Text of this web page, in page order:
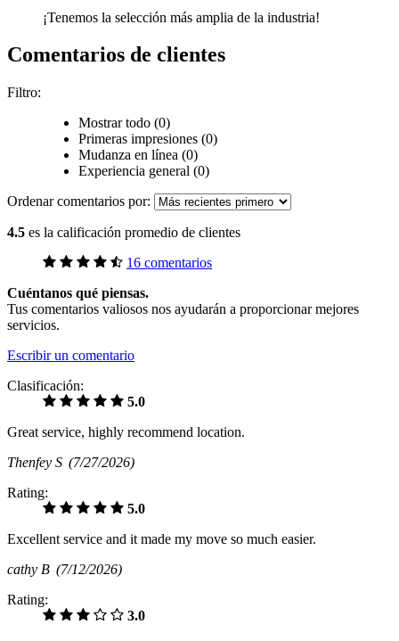
¡Tenemos la selección más amplia de la industria!
Comentarios de clientes
Filtro:
Mostrar todo (0)
Primeras impresiones (0)
Mudanza en línea (0)
Experiencia general (0)
Ordenar comentarios por:
4.5 es la calificación promedio de clientes
16 comentarios
Cuéntanos qué piensas.
Tus comentarios valiosos nos ayudarán a proporcionar mejores
servicios.
Escribir un comentario
Clasificación:
5.0
Great service, highly recommend location.
Thenfey S (7/27/2026)
Rating:
5.0
Excellent service and it made my move so much easier.
cathy B (7/12/2026)
Rating:
3.0